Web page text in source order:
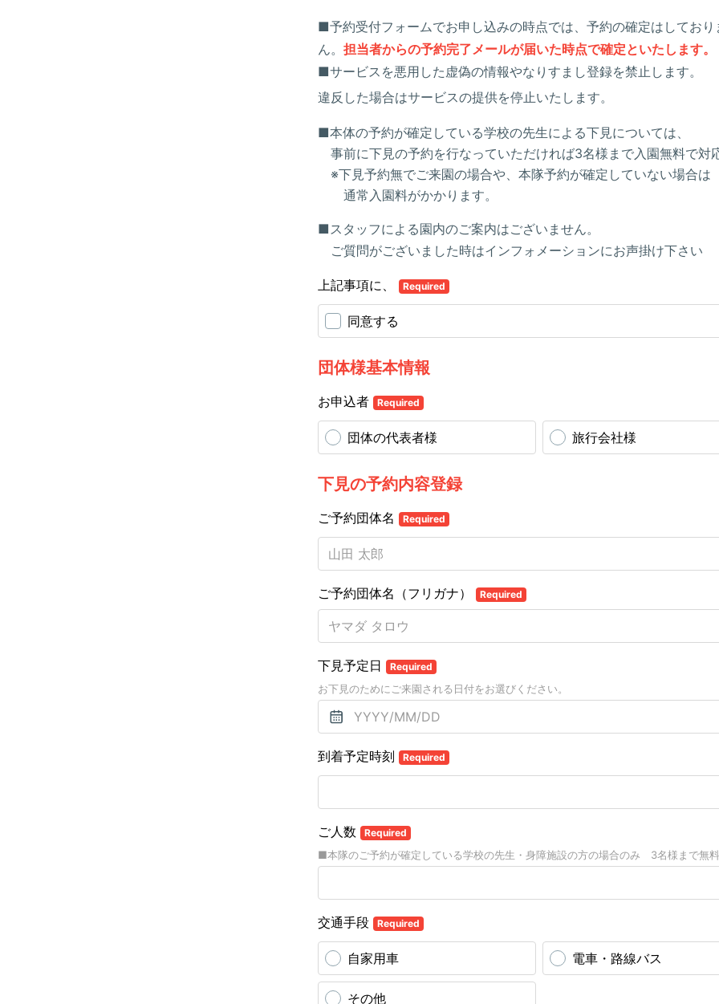
■予約受付フォームでお申し込みの時点では、予約の確定はしており
ん。 担当者からの予約完了メールが届いた時点で確定といたします。
■サービスを悪用した虚偽の情報やなりすまし登録を禁止します。
違反した場合はサービスの提供を停止いたします。
■本体の予約が確定している学校の先生による下見については、
事前に下見の予約を行なっていただければ3名様まで入園無料で対
※下見予約無でご来園の場合や、本隊予約が確定していない場合は
通常入園料がかかります。
■スタッフによる園内のご案内はございません。
ご質問がございました時はインフォメーションにお声掛け下さい
上記事項に、 Required
同意する
団体様基本情報
お申込者 Required
団体の代表者様 旅行会社様
下見の予約内容登録
ご予約団体名 Required
ご予約団体名（フリガナ） Required
下見予定日 Required
お下見のためにご来園される日付をお選びください。
到着予定時刻 Required
ご人数 Required
■本隊のご予約が確定している学校の先生・身障施設の方の場合のみ 3名様まで無料
交通手段 Required
自家用車 電車・路線バス
その他